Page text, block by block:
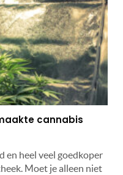
cannabis
en heel veel goedkoper
Moet je alleen niet